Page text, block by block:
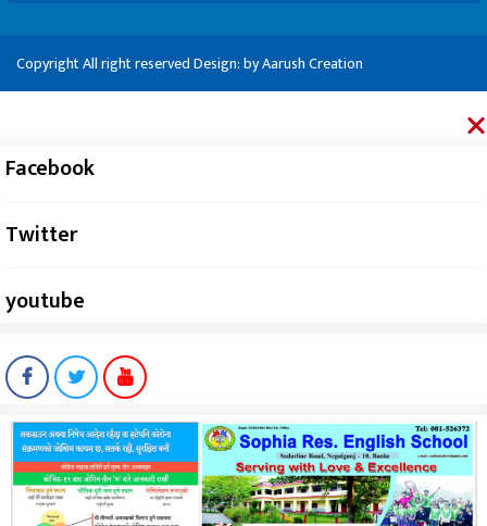
Copyright All right reserved Design: byAarush Creation
Facebook
Twitter
youtube